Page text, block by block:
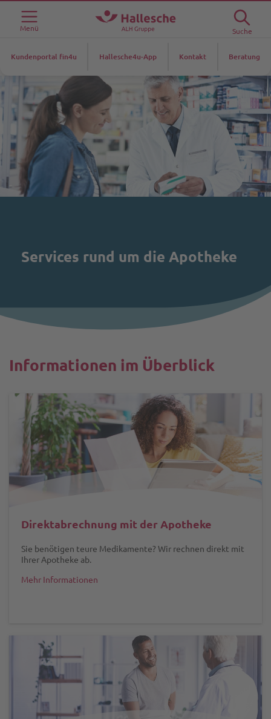
Menü Suche
Kundenportal fin4u Hallesche4u-App Kontakt Beratung
Services rund um die Apotheke
Informationen im Überblick
Direktabrechnung mit der Apotheke
Sie benötigen teure Medikamente? Wir rechnen direkt mit
Ihrer Apotheke ab.
Mehr Informationen